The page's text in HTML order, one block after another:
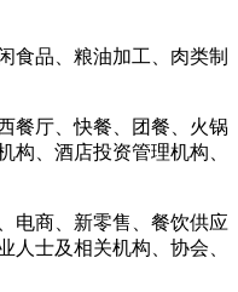
食品、粮油加工、肉类制
餐厅、快餐、团餐、火锅
构、酒店投资管理机构、
电商、新零售、餐饮供应
人士及相关机构、协会、